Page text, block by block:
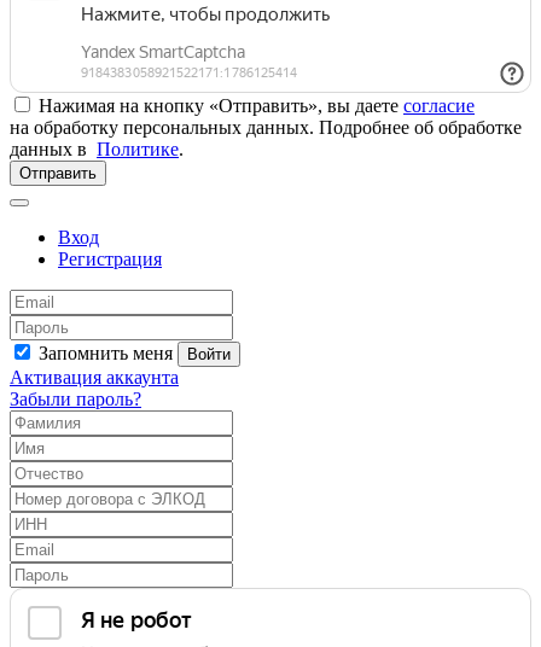
Нажимая на кнопку «Отправить», вы даете согласие
на обработку персональных данных. Подробнее об обработке
данных в Политике.
Отправить
Вход
Регистрация
Запомнить меня Войти
Активация аккаунта
Забыли пароль?